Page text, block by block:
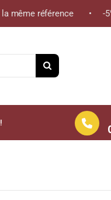
référence • -5% pour